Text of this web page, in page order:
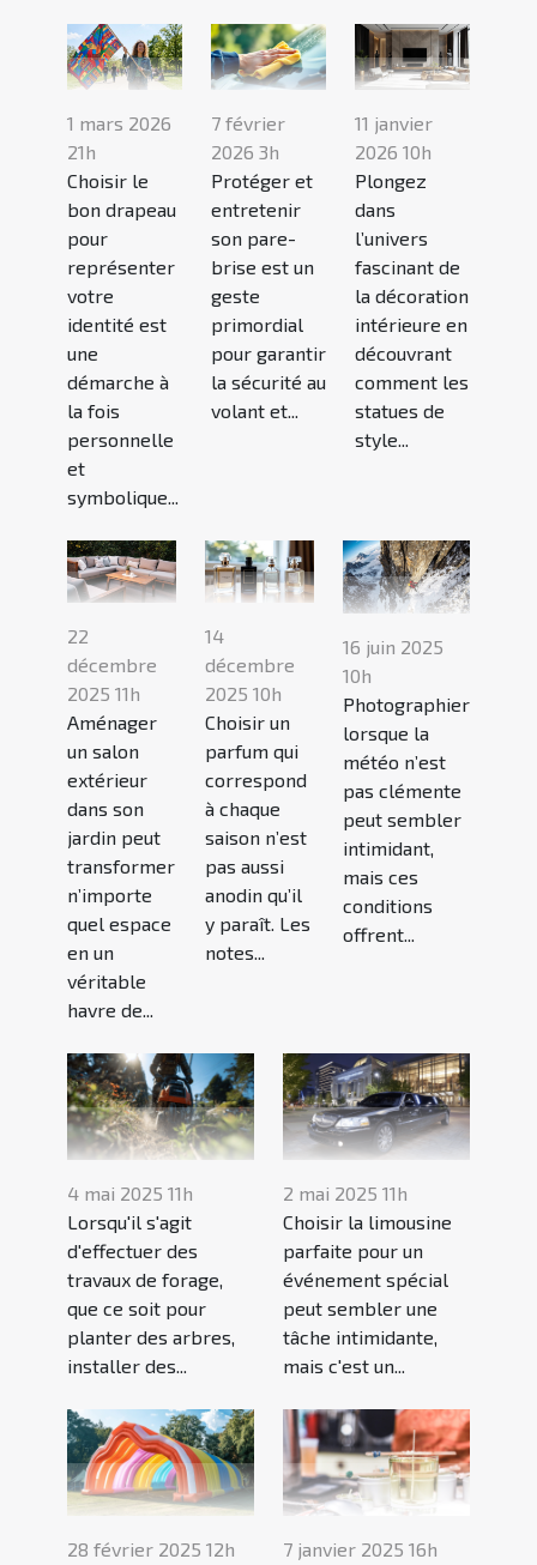
1 mars 2026
21h
Choisir le
bon drapeau
pour
représenter
votre
identité est
une
démarche à
la fois
personnelle
et
symbolique...
7 février
2026 3h
Protéger et
entretenir
son pare-
brise est un
geste
primordial
pour garantir
la sécurité au
volant et...
11 janvier
2026 10h
Plongez
dans
l’univers
fascinant de
la décoration
intérieure en
découvrant
comment les
statues de
style...
22
décembre
2025 11h
Aménager
un salon
extérieur
dans son
jardin peut
transformer
n’importe
quel espace
en un
véritable
havre de...
14
décembre
2025 10h
Choisir un
parfum qui
correspond
à chaque
saison n’est
pas aussi
anodin qu’il
y paraît. Les
notes...
16 juin 2025
10h
Photographier
lorsque la
météo n’est
pas clémente
peut sembler
intimidant,
mais ces
conditions
offrent...
4 mai 2025 11h
Lorsqu'il s'agit
d'effectuer des
travaux de forage,
que ce soit pour
planter des arbres,
installer des...
2 mai 2025 11h
Choisir la limousine
parfaite pour un
événement spécial
peut sembler une
tâche intimidante,
mais c'est un...
28 février 2025 12h
7 janvier 2025 16h